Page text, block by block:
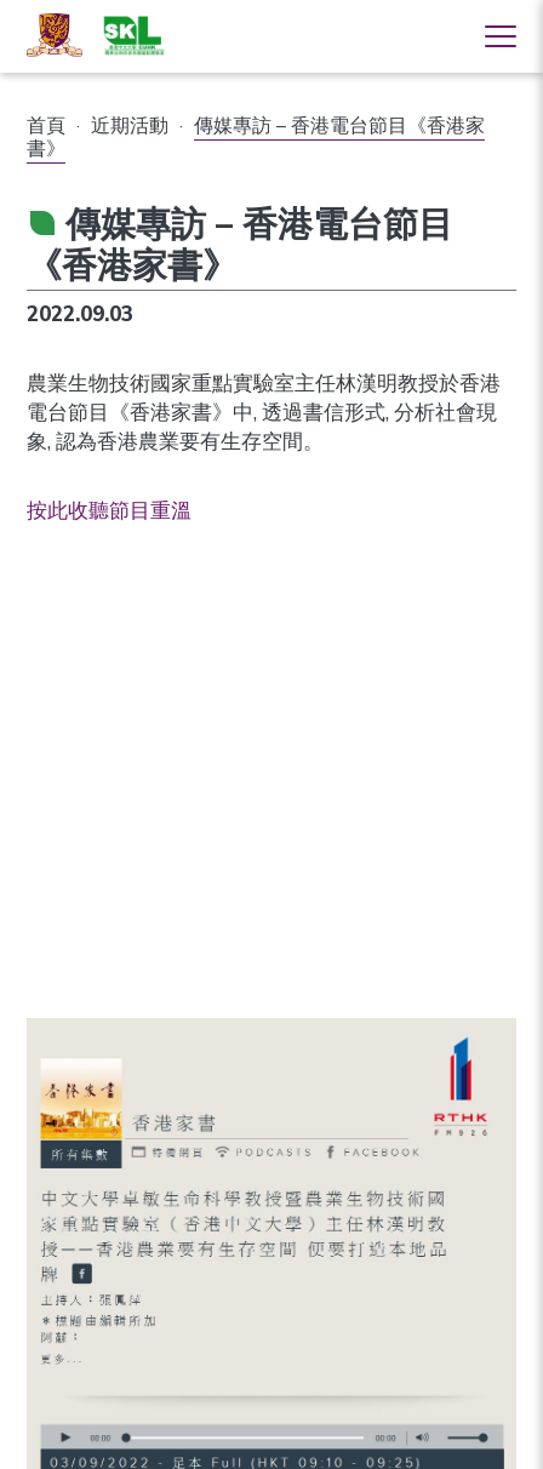
首頁 · 近期活動 · 傳媒專訪 – 香港電台節目《香港家
書》
傳媒專訪 – 香港電台節目
《香港家書》
2022.09.03
農業生物技術國家重點實驗室主任林漢明教授於香港
電台節目《香港家書》中, 透過書信形式, 分析社會現
象, 認為香港農業要有生存空間。
按此收聽節目重溫